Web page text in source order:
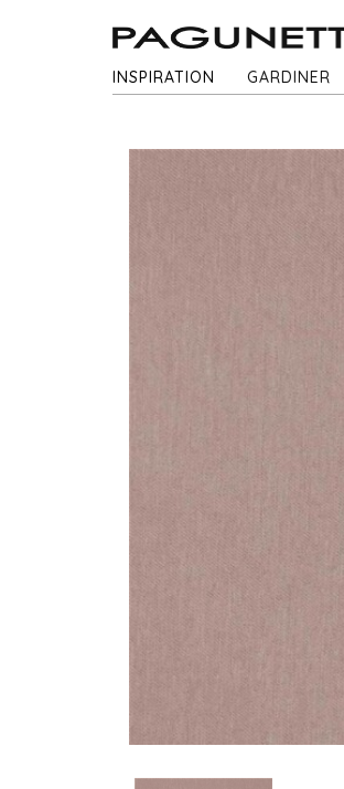
INSPIRATION GARDINER